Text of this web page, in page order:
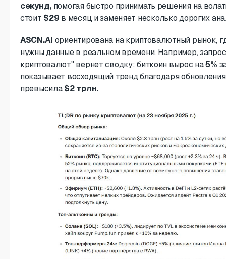
секунд, помогая быстро принимать решения на
стоит $29 в месяц и заменяет несколько дорогих
ASCN.AI ориентирована на криптовалютный рынок,
нужны данные в реальном времени. Например,
криптовалют" вернет сводку: биткоин вырос на5%
показывает восходящий тренд благодаря
превысила$2 трлн.